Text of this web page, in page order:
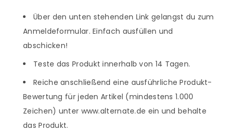
Über den unten stehenden Link gelangst du zum
Anmeldeformular. Einfach ausfüllen und
abschicken!
Teste das Produkt innerhalb von 14 Tagen.
Reiche anschließend eine ausführliche Produkt-
Bewertung für jeden Artikel (mindestens 1.000
Zeichen) unter www.alternate.de ein und behalte
das Produkt.